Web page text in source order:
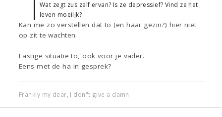
Wat zegt zus zelf ervan? Is ze depressief? Vind ze het
leven moeiljk?
Kan me zo verstellen dat to (en haar gezin?) hier niet
op zit te wachten.
Lastige situatie to, ook voor je vader.
Eens met de ha in gesprek?
Frankly my dear, I don"t give a damn